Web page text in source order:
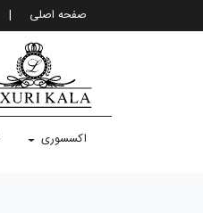
صفحه اصلی |
اکسسوری